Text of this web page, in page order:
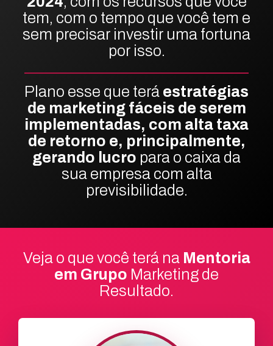
tem, com o tempo que você tem e
sem precisar investir uma fortuna
por isso.
Plano esse que terá estratégias
de marketing fáceis de serem
implementadas, com alta taxa
de retorno e, principalmente,
gerando lucro para o caixa da
sua empresa com alta
previsibilidade.
Veja o que você terá na Mentoria
em Grupo Marketing de
Resultado.